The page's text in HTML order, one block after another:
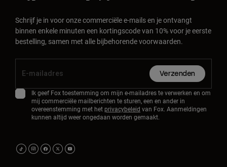
Schrijf je in voor onze commerciële e-mails en je ontvangt
binnen enkele minuten een kortingscode van 10% voor je eerste
bestelling, samen met alle bijbehorende voorwaarden.
Verzenden
Ik geef Fox toestemming om mijn e-mailadres te verwerken en om
mij commerciële mailberichten te sturen, een en ander in
overeenstemming met het privacybeleid van Fox. Aanmeldingen
kunnen altijd weer ongedaan worden gemaakt.